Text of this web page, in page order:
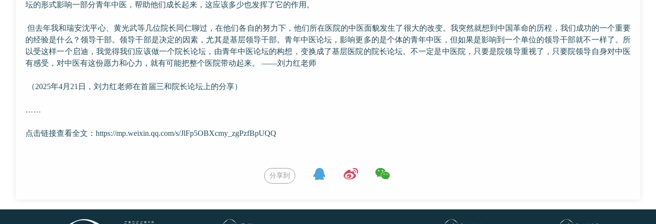
坛的形式影响一部分青年中医，帮助他们成长起来，这应该多少也发挥了它的作用。
但去年我和瑞安沈平心、黄光武等几位院长同仁聊过，在他们各自的努力下，他们所在医院的中医面貌发生了很大的改变。我突然就想到中国革命的历程，我们成功的一个重要
的经验是什么？领导干部。领导干部是决定的因素，尤其是基层领导干部。青年中医论坛，影响更多的是个体的青年中医，但如果是影响到一个单位的领导干部就不一样了。所
以受这样一个启迪，我觉得我们应该做一个院长论坛，由青年中医论坛的构想，变换成了基层医院的院长论坛。不一定是中医院，只要是院领导重视了，只要院领导自身对中医
有感受，对中医有这份愿力和心力，就有可能把整个医院带动起来。 ——刘力红老师
（2025年4月21日，刘力红老师在首届三和院长论坛上的分享）
……
点击链接查看全文： https://mp.weixin.qq.com/s/JlFp5OBXcmy_zgPzfBpUQQ
分享到